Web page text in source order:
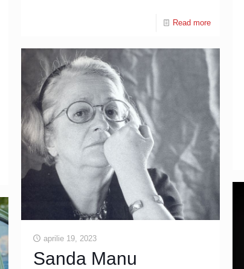
Read more
aprilie 19, 2023
Sanda Manu